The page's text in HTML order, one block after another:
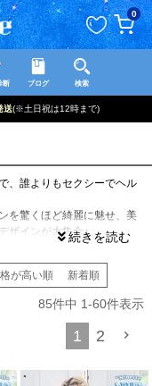
0
断 ブログ 検索
送(※土日祝は12時まで)
、誰よりもセクシーでヘル
を驚くほど綺麗に魅せ、美
ザインが大集合♪
出し、どこから見ても抜か
す◎
ん、トレンドの柄物やシア
主役コーデが完成！！。
ん、夏のSNS映え投稿や特
的なシルエットで、忘れら
線を釘付けにする
モテ水着
が高い順 新着順
85件中 1-60件表示
1 2
ペー
ジト
ップ